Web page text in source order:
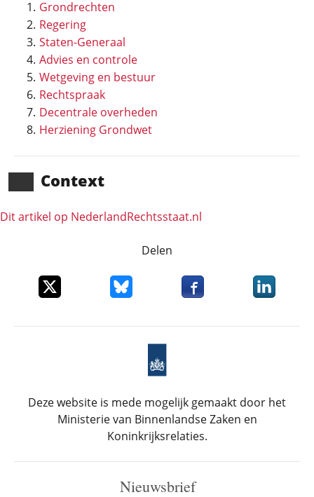
Grondrechten
Regering
Staten-Generaal
Advies en controle
Wetgeving en bestuur
Rechtspraak
Decentrale overheden
Herziening Grondwet
Context
Dit artikel op NederlandRechts­staat.nl
Delen
Deel dit item op XDeel dit item op Bluesky
Deel dit item opDeel dit
Deze website is mede mogelijk gemaakt door het
Ministerie van Binnenlandse Zaken en
Koninkrijksrelaties.
Nieuwsbrief